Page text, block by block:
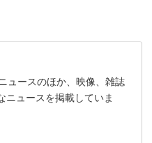
ュースのほか、映像、雑誌
ニュースを掲載していま